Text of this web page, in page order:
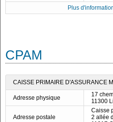
Plus
CPAM
CAISSE PRIMAIRE D'ASSURANCE
Adresse physique
17
11300
Adresse postale
Caisse
2 allée